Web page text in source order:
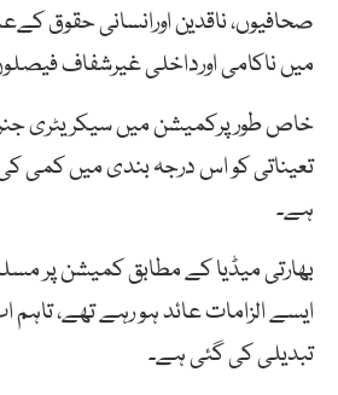
صحافیوں، ناقدین اورانسانی حقوق
میں ناکامی اورداخلی غیرشفاف
خاص طورپرکمیشن میں سیکریٹری
تعیناتی کو اس درجہ بندی میں کمی کی
ہے۔
بھارتی میڈیا کے مطابق کمیشن پر
ایسے الزامات عائد ہو رہے تھے،
تبدیلی کی گئی ہے۔